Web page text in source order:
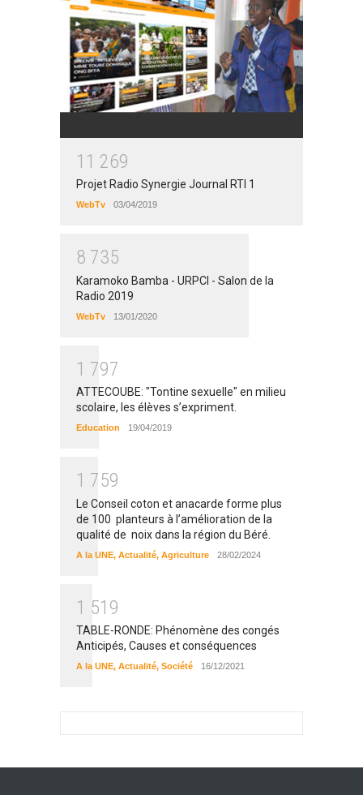
1 1 269
Projet Radio Synergie Journal RTI 1
WebTv 03/04/2019
8 735
Karamoko Bamba - URPCI - Salon de la
Radio 2019
WebTv 13/01/2020
1 797
ATTECOUBE: "Tontine sexuelle" en milieu
scolaire, les élèves s’expriment.
Education 19/04/2019
1 759
Le Conseil coton et anacarde forme plus
de 100 planteurs à l’amélioration de la
qualité de noix dans la région du Béré.
A la UNE, Actualité, Agriculture 28/02/2024
1 51 9
TABLE-RONDE: Phénomène des congés
Anticipés, Causes et conséquences
A la UNE, Actualité, Société 16/12/2021